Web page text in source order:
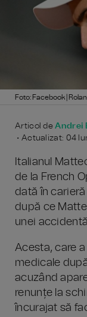
Foto: Facebook |
Articol deAndrei
• Actualizat: 04
Italianul
de la French
dată în
după ce
unei
Acesta, care
medicale
acuzând
renunțe la
încurajat să